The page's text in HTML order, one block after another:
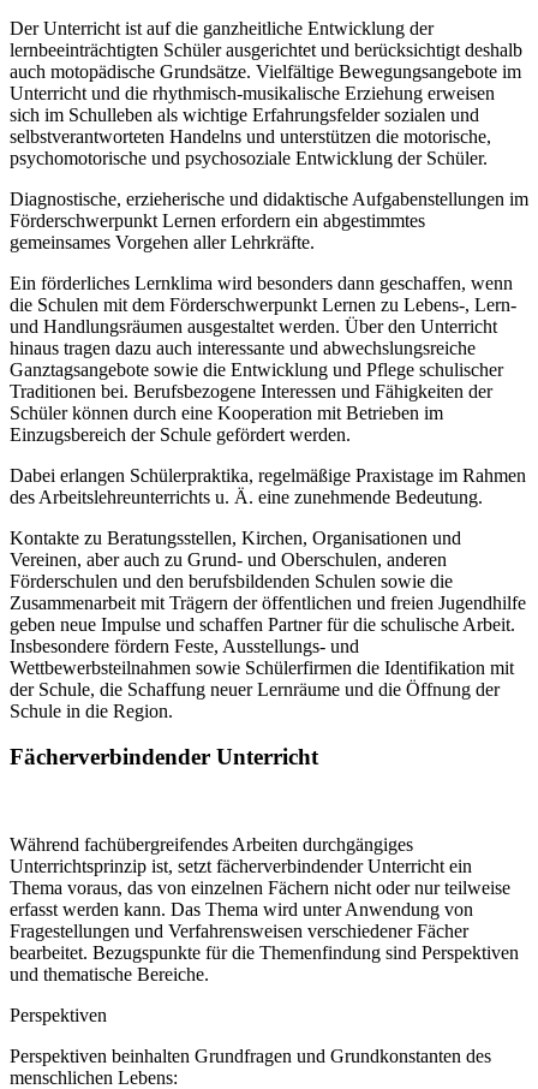
Der Unterricht ist auf die ganzheitliche Entwicklung der
lernbeeinträchtigten Schüler ausgerichtet und berücksichtigt deshalb
auch motopädische Grundsätze. Vielfältige Bewegungsangebote im
Unterricht und die rhythmisch-musikalische Erziehung erweisen
sich im Schulleben als wichtige Erfahrungsfelder sozialen und
selbstverantworteten Handelns und unterstützen die motorische,
psychomotorische und psychosoziale Entwicklung der Schüler.
Diagnostische, erzieherische und didaktische Aufgabenstellungen im
Förderschwerpunkt Lernen erfordern ein abgestimmtes
gemeinsames Vorgehen aller Lehrkräfte.
Ein förderliches Lernklima wird besonders dann geschaffen, wenn
die Schulen mit dem Förderschwerpunkt Lernen zu Lebens-, Lern-
und Handlungsräumen ausgestaltet werden. Über den Unterricht
hinaus tragen dazu auch interessante und abwechslungsreiche
Ganztagsangebote sowie die Entwicklung und Pflege schulischer
Traditionen bei. Berufsbezogene Interessen und Fähigkeiten der
Schüler können durch eine Kooperation mit Betrieben im
Einzugsbereich der Schule gefördert werden.
Dabei erlangen Schülerpraktika, regelmäßige Praxistage im Rahmen
des Arbeitslehreunterrichts u. Ä. eine zunehmende Bedeutung.
Kontakte zu Beratungsstellen, Kirchen, Organisationen und
Vereinen, aber auch zu Grund- und Oberschulen, anderen
Förderschulen und den berufsbildenden Schulen sowie die
Zusammenarbeit mit Trägern der öffentlichen und freien Jugendhilfe
geben neue Impulse und schaffen Partner für die schulische Arbeit.
Insbesondere fördern Feste, Ausstellungs- und
Wettbewerbsteilnahmen sowie Schülerfirmen die Identifikation mit
der Schule, die Schaffung neuer Lernräume und die Öffnung der
Schule in die Region.
Fächerverbindender Unterricht
Während fachübergreifendes Arbeiten durchgängiges
Unterrichtsprinzip ist, setzt fächerverbindender Unterricht ein
Thema voraus, das von einzelnen Fächern nicht oder nur teilweise
erfasst werden kann. Das Thema wird unter Anwendung von
Fragestellungen und Verfahrensweisen verschiedener Fächer
bearbeitet. Bezugspunkte für die Themenfindung sind Perspektiven
und thematische Bereiche.
Perspektiven
Perspektiven beinhalten Grundfragen und Grundkonstanten des
menschlichen Lebens: